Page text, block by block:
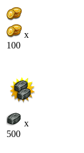
x
100
x
500